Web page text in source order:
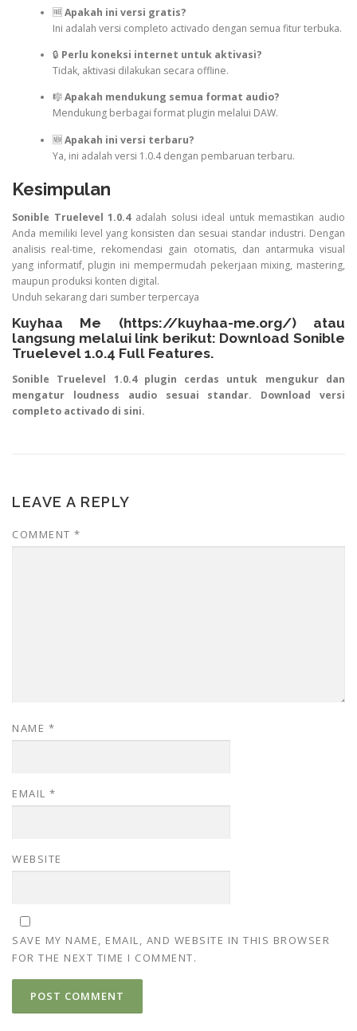
🆓 Apakah ini versi gratis?
Ini adalah versi completo activado dengan semua fitur terbuka.
🔒 Perlu koneksi internet untuk aktivasi?
Tidak, aktivasi dilakukan secara offline.
🎼Apakah mendukung semua format audio?
Mendukung berbagai format plugin melalui DAW.
🆕 Apakah ini versi terbaru?
Ya, ini adalah versi 1.0.4 dengan pembaruan terbaru.
Kesimpulan
Sonible Truelevel 1.0.4adalah solusi ideal untuk memastikan audio
Anda memiliki level yang konsisten dan sesuai standar industri. Dengan
analisis real-time, rekomendasi gain otomatis, dan antarmuka visual
yang informatif, plugin ini mempermudah pekerjaan mixing, mastering,
maupun produksi konten digital.
Unduh sekarang dari sumber terpercaya
Kuyhaa Me (https://kuyhaa-me.org/) atau
langsung melalui link berikut: Download Sonible
Truelevel 1.0.4 Full Features.
Sonible Truelevel 1.0.4 plugin cerdas untuk mengukur dan
mengatur loudness audio sesuai standar. Download versi
completo activado di sini.
LEAVE A REPLY
COMMENT *
NAME *
EMAIL *
WEBSITE
SAVE MY NAME, EMAIL, AND WEBSITE IN THIS BROWSER
FOR THE NEXT TIME I COMMENT.